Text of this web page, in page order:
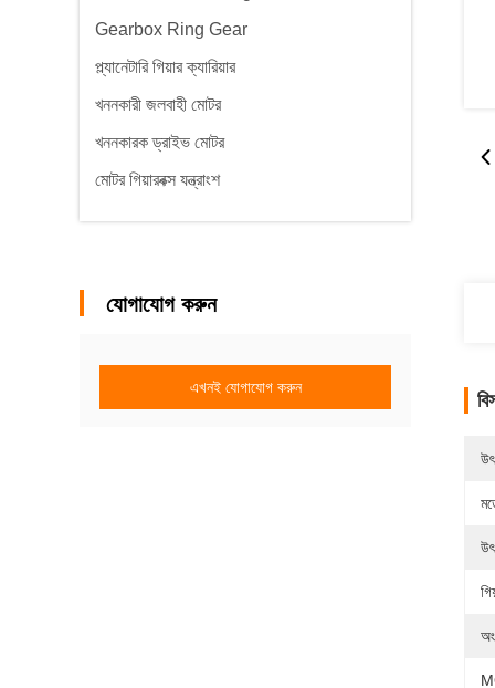
Gearbox Ring Gear
প্ল্যানেটারি গিয়ার ক্যারিয়ার
খননকারী জলবাহী মোটর
খননকারক ড্রাইভ মোটর
মোটর গিয়ারবক্স যন্ত্রাংশ
যোগাযোগ করুন
এখনই যোগাযোগ করুন